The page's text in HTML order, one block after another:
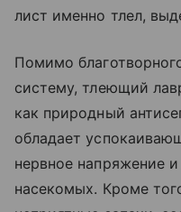
лист именно тлел,
Помимо
систему, тлеющий
как природный
обладает
нервное напряжение
насекомых. Кроме